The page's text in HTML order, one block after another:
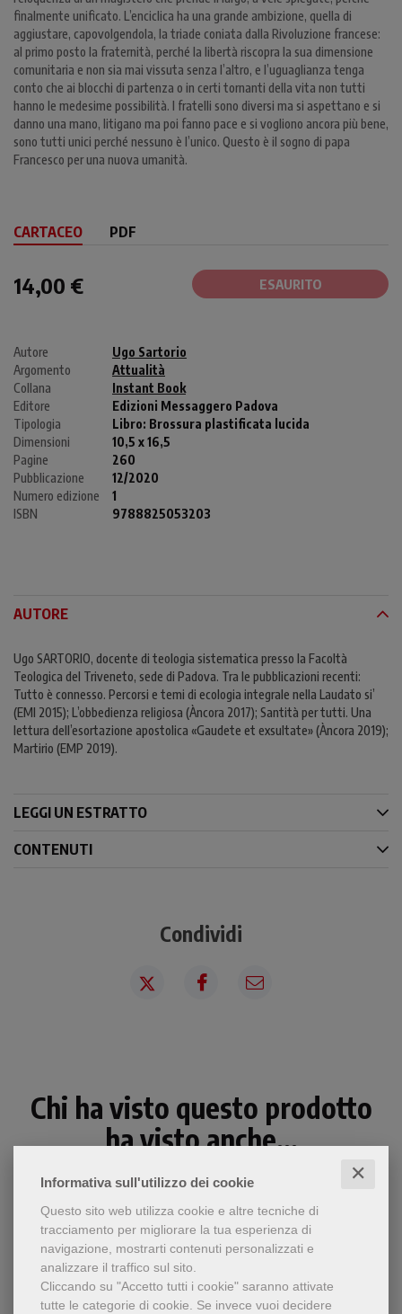
Informativa sull'utilizzo dei cookie ✕
Questo sito web utilizza cookie e altre tecniche di
tracciamento per migliorare la tua esperienza di
navigazione, mostrarti contenuti personalizzati e
analizzare il traffico sul sito.
Cliccando su "Accetto tutti i cookie" saranno attivate
tutte le categorie di cookie. Se invece vuoi decidere
finalmente unificato. L’enciclica ha una grande ambizione, quella di
aggiustare, capovolgendola, la triade coniata dalla Rivoluzione francese:
al primo posto la fraternità, perché la libertà riscopra la sua dimensione
comunitaria e non sia mai vissuta senza l’altro, e l’uguaglianza tenga
conto che ai blocchi di partenza o in certi tornanti della vita non tutti
hanno le medesime possibilità. I fratelli sono diversi ma si aspettano e si
danno una mano, litigano ma poi fanno pace e si vogliono ancora più bene,
sono tutti unici perché nessuno è l’unico. Questo è il sogno di papa
Francesco per una nuova umanità.
CARTACEO PDF
14,00 € ESAURITO
Autore
Ugo Sartorio
Argomento
Attualità
Collana
Instant Book
Editore
Edizioni Messaggero Padova
Tipologia
Libro: Brossura plastificata lucida
Dimensioni
10,5 x 16,5
Pagine
260
Pubblicazione
12/2020
Numero edizione
1
ISBN
9788825053203
AUTORE
Ugo SARTORIO, docente di teologia sistematica presso la Facoltà
Teologica del Triveneto, sede di Padova. Tra le pubblicazioni recenti:
Tutto è connesso. Percorsi e temi di ecologia integrale nella Laudato si’
(EMI 2015); L’obbedienza religiosa (Àncora 2017); Santità per tutti. Una
lettura dell’esortazione apostolica «Gaudete et exsultate» (Àncora 2019);
Martirio (EMP 2019).
LEGGI UN ESTRATTO
CONTENUTI
Condividi
Chi ha visto questo prodotto
ha visto anche...